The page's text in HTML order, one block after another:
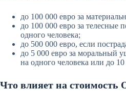
до 100 000 евро за
до 100 000 евро за телесные
одного человека;
до 500 000 евро, если
до 5 000 евро за моральный
на одного человека или до
Что влияет на